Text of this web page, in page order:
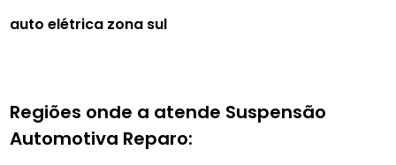
auto elétrica zona sul
Regiões onde a atende Suspensão
Automotiva Reparo: